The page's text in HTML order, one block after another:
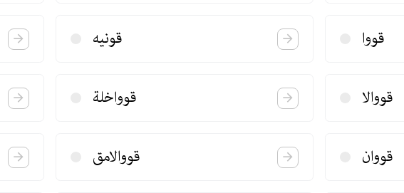
قونیه قووا
قوواخلة قووالا
قووالامق قووان